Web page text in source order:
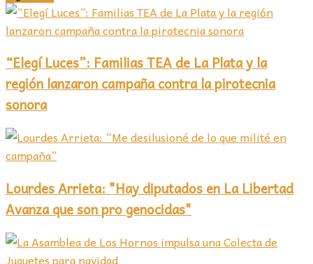
“Elegí Luces”: Familias TEA de La Plata y la
región lanzaron campaña contra la pirotecnia
sonora
Lourdes Arrieta: "Hay diputados en La Libertad
Avanza que son pro genocidas"